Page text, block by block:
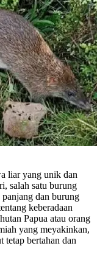
liar yang unik dan
salah satu burung
dan burung
keberadaan
Papua atau orang
yang meyakinkan,
tetap bertahan dan